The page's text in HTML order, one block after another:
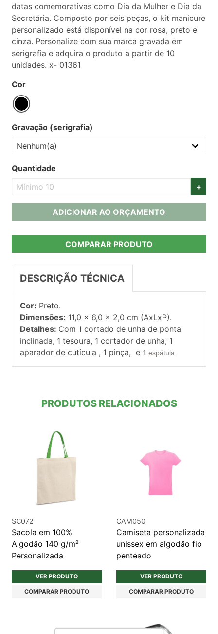
datas comemorativas como Dia da Mulher e Dia da
Secretária. Composto por seis peças, o kit manicure
personalizado está disponível na cor rosa, preto e
cinza. Personalize com sua marca gravada em
serigrafia e adquira o produto a partir de 10
unidades. x- 01361
Cor
Gravação (serigrafia)
Quantidade
+
ADICIONAR AO ORÇAMENTO
COMPARAR PRODUTO
DESCRIÇÃO TÉCNICA
Cor: Preto.
Dimensões: 11,0 x 6,0 x 2,0 cm (AxLxP).
Detalhes: Com 1 cortado de unha de ponta
inclinada, 1 tesoura, 1 cortador de unha, 1
aparador de cutícula , 1 pinça, e 1 espátula.
PRODUTOS RELACIONADOS
SC072
Sacola em 100%
Algodão 140 g/m²
Personalizada
VER PRODUTO
COMPARAR PRODUTO
CAM050
Camiseta personalizada
unissex em algodão fio
penteado
VER PRODUTO
COMPARAR PRODUTO